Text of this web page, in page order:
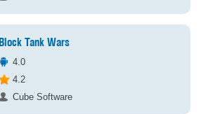
Block Tank Wars
4.0
4.2
Cube Software